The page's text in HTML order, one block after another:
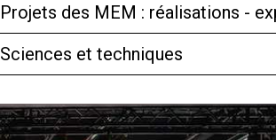
Projets des MEM : réalisations -
Sciences et techniques